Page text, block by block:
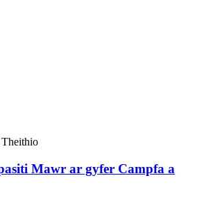
Mawr ar gyfer Campfa a